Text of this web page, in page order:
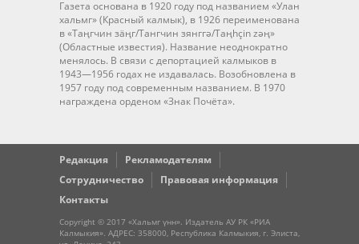
Газета основана в 1920 году под названием «Улан
хальмг» (Красный калмык), в 1926 переименована
в «Таңгчин зäңг/Тангчин зянггә/Taңhçin zәң»
(Областные известия). Название неоднократно
менялось. В связи с депортацией калмыков в
1943—1956 годах не издавалась. Возобновлена в
1957 году под современным названием. В 1970
награждена орденом «Знак Почёта».
Редакция
Рекламодателям
Сотрудничество
Правовая информация
Контакты
Copyright © 2017 «Хальмг үнн». Издатель АУ РК «РИА
Калмыкия». АДРЕС: 358000, Республика Калмыкия, г. Элиста,